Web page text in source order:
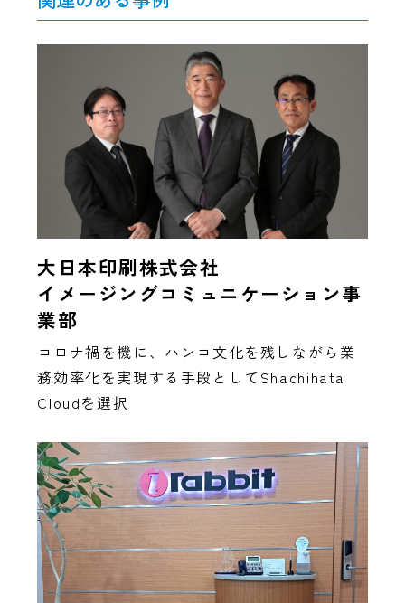
大日本印刷株式会社
イメージングコミュニケーション事
業部
コロナ禍を機に、ハンコ文化を残しながら業
務効率化を実現する手段としてShachihata
Cloudを選択